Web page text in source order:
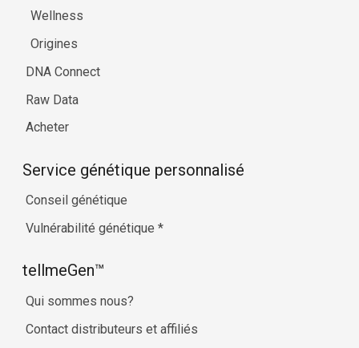
Wellness
Origines
DNA Connect
Raw Data
Acheter
Service génétique personnalisé
Conseil génétique
Vulnérabilité génétique *
tellmeGen™
Qui sommes nous?
Contact distributeurs et affiliés